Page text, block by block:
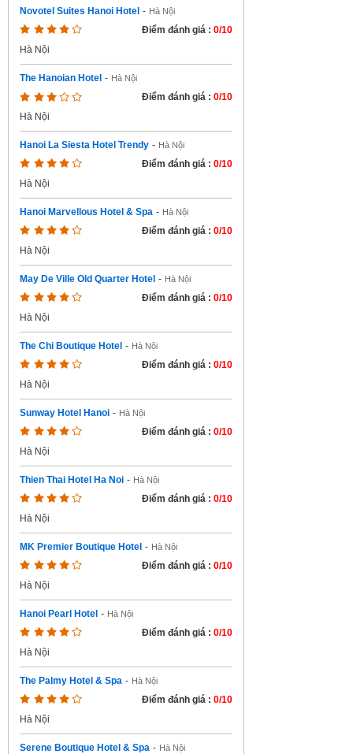
Novotel Suites Hanoi Hotel - Hà Nội
Điểm đánh giá : 0/10
Hà Nội
The Hanoian Hotel - Hà Nội
Điểm đánh giá : 0/10
Hà Nội
Hanoi La Siesta Hotel Trendy - Hà Nội
Điểm đánh giá : 0/10
Hà Nội
Hanoi Marvellous Hotel & Spa - Hà Nội
Điểm đánh giá : 0/10
Hà Nội
May De Ville Old Quarter Hotel - Hà Nội
Điểm đánh giá : 0/10
Hà Nội
The Chi Boutique Hotel - Hà Nội
Điểm đánh giá : 0/10
Hà Nội
Sunway Hotel Hanoi - Hà Nội
Điểm đánh giá : 0/10
Hà Nội
Thien Thai Hotel Ha Noi - Hà Nội
Điểm đánh giá : 0/10
Hà Nội
MK Premier Boutique Hotel - Hà Nội
Điểm đánh giá : 0/10
Hà Nội
Hanoi Pearl Hotel - Hà Nội
Điểm đánh giá : 0/10
Hà Nội
The Palmy Hotel & Spa - Hà Nội
Điểm đánh giá : 0/10
Hà Nội
Serene Boutique Hotel & Spa - Hà Nội